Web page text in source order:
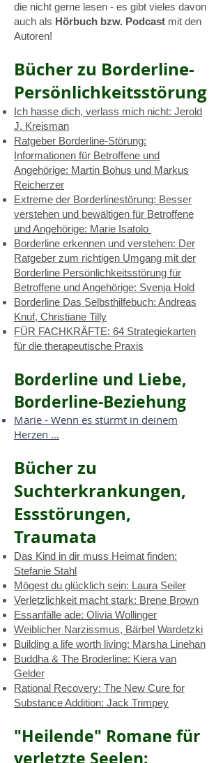
die nicht gerne lesen - es gibt vieles davon
auch als Hörbuch bzw. Podcast mit den
Autoren!
Bücher zu Borderline-
Persönlichkeitsstörung
Ich hasse dich, verlass mich nicht: Jerold
J. Kreisman
Ratgeber Borderline-Störung:
Informationen für Betroffene und
Angehörige: Martin Bohus und Markus
Reicherzer
Extreme der Borderlinestörung: Besser
verstehen und bewältigen für Betroffene
und Angehörige: Marie Isatolo
Borderline erkennen und verstehen: Der
Ratgeber zum richtigen Umgang mit der
Borderline Persönlichkeitsstörung für
Betroffene und Angehörige: Svenja Hold
Borderline Das Selbsthilfebuch: Andreas
Knuf, Christiane Tilly
FÜR FACHKRÄFTE: 64 Strategiekarten
für die therapeutische Praxis
Borderline und Liebe,
Borderline-Beziehung
Marie - Wenn es stürmt in deinem
Herzen …
Bücher zu
Suchterkrankungen,
Essstörungen,
Traumata
Das Kind in dir muss Heimat finden:
Stefanie Stahl
Mögest du glücklich sein: Laura Seiler
Verletzlichkeit macht stark: Brene Brown
Essanfälle ade: Olivia Wollinger
Weiblicher Narzissmus, Bärbel Wardetzki
Building a life worth living: Marsha Linehan
Buddha & The Broderline: Kiera van
Gelder
Rational Recovery: The New Cure for
Substance Addition: Jack Trimpey
"Heilende" Romane für
verletzte Seelen: